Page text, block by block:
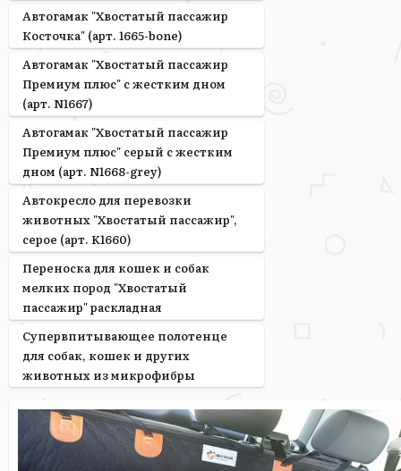
Автогамак "Хвостатый пассажир
Косточка" (арт. 1665-bone)
Автогамак "Хвостатый пассажир
Премиум плюс" с жестким дном
(арт. N1667)
Автогамак "Хвостатый пассажир
Премиум плюс" серый с жестким
дном (арт. N1668-grey)
Автокресло для перевозки
животных "Хвостатый пассажир",
серое (арт. K1660)
Переноска для кошек и собак
мелких пород "Хвостатый
пассажир" раскладная
Супервпитывающее полотенце
для собак, кошек и других
животных из микрофибры